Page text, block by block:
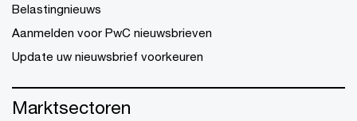
Belastingnieuws
Aanmelden voor PwC nieuwsbrieven
Update uw nieuwsbrief voorkeuren
Marktsectoren